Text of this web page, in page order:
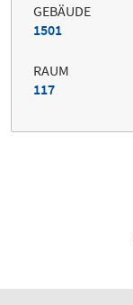
GEBÄUDE
1501
RAUM
117